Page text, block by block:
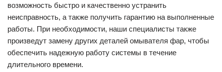
возможность быстро и качественно устранить
неисправность, а также получить гарантию на выполненные
работы. При необходимости, наши специалисты также
произведут замену других деталей омывателя фар, чтобы
обеспечить надежную работу системы в течение
длительного времени.